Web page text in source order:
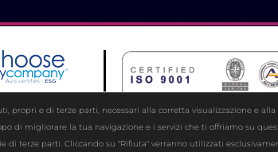
propri e di terze parti, necessari alla corretta visualizzazione e alla
di migliorare la tua navigazione e i servizi che ti offriamo su
di terze parti. Cliccando su "Rifiuta" verranno utilizzati